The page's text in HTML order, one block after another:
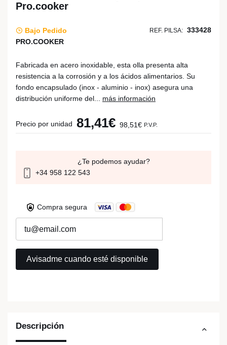
Descripción
Pro.cooker
Bajo Pedido REF. PILSA: 333428
PRO.COOKER
Fabricada en acero inoxidable, esta olla presenta alta
resistencia a la corrosión y a los ácidos alimentarios. Su
fondo encapsulado (inox - aluminio - inox) asegura una
distribución uniforme del... más información
Precio por unidad 81,41€ 98,51€ P.V.P.
¿Te podemos ayudar?
+34 958 122 543
Compra segura